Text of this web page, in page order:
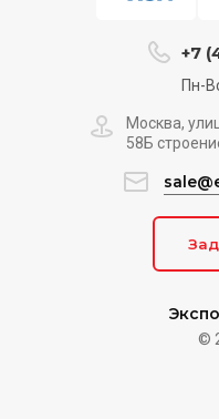
©
+7
Пн-
Москва,
58Б